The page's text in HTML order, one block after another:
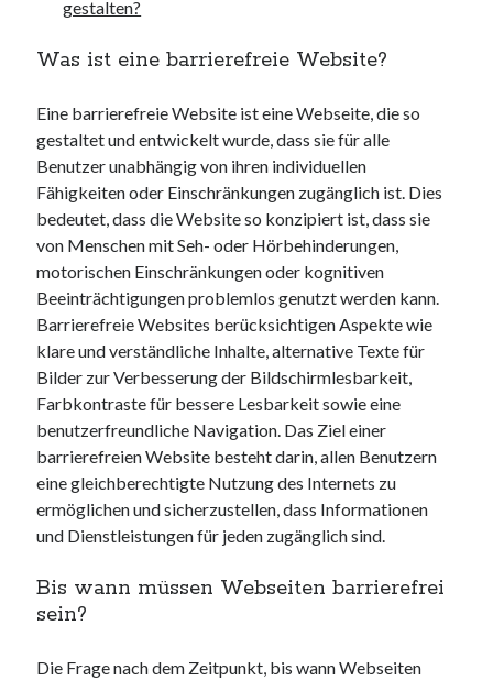
türmaße
umzugskartons
Uncategorized
unterkunft
unterkünfte
websiten
wordpress
gestalten?
Was ist eine barrierefreie Website?
Eine barrierefreie Website ist eine Webseite, die so
gestaltet und entwickelt wurde, dass sie für alle
Benutzer unabhängig von ihren individuellen
Fähigkeiten oder Einschränkungen zugänglich ist. Dies
bedeutet, dass die Website so konzipiert ist, dass sie
von Menschen mit Seh- oder Hörbehinderungen,
motorischen Einschränkungen oder kognitiven
Beeinträchtigungen problemlos genutzt werden kann.
Barrierefreie Websites berücksichtigen Aspekte wie
klare und verständliche Inhalte, alternative Texte für
Bilder zur Verbesserung der Bildschirmlesbarkeit,
Farbkontraste für bessere Lesbarkeit sowie eine
benutzerfreundliche Navigation. Das Ziel einer
barrierefreien Website besteht darin, allen Benutzern
eine gleichberechtigte Nutzung des Internets zu
ermöglichen und sicherzustellen, dass Informationen
und Dienstleistungen für jeden zugänglich sind.
Bis wann müssen Webseiten barrierefrei
sein?
Die Frage nach dem Zeitpunkt, bis wann Webseiten